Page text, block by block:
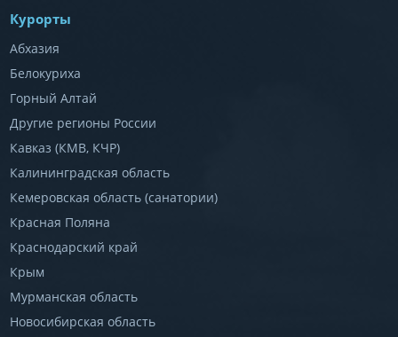
Курорты
Абхазия
Белокуриха
Горный Алтай
Другие регионы России
Кавказ (КМВ, КЧР)
Калининградская область
Кемеровская область (санатории)
Красная Поляна
Краснодарский край
Крым
Мурманская область
Новосибирская область